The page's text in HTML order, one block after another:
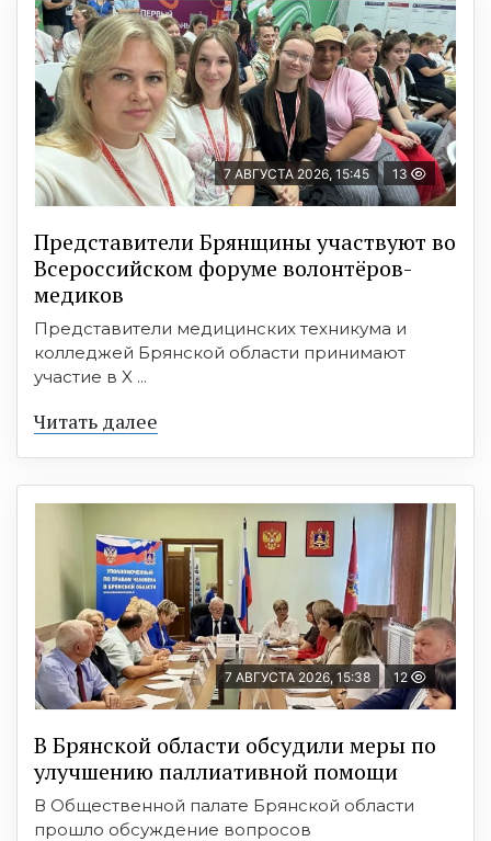
7 АВГУСТА 2026, 15:45 13
Представители Брянщины участвуют во
Всероссийском форуме волонтёров-
медиков
Представители медицинских техникума и
колледжей Брянской области принимают
участие в X ...
Читать далее
7 АВГУСТА 2026, 15:38 12
В Брянской области обсудили меры по
улучшению паллиативной помощи
В Общественной палате Брянской области
прошло обсуждение вопросов